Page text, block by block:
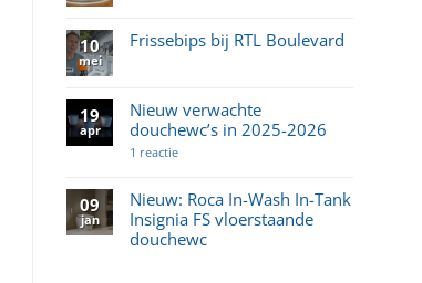
Wat
is
10
mei
Frissebips bij RTL Boulevard
Frissebips
bij
RTL
Boulevard
19
apr
Nieuw verwachte
douchewc’s in 2025-2026
1 reactieop
douchewc’s
in
2025-
09
jan
Nieuw: Roca In-Wash In-Tank
Insignia FS vloerstaande
douchewc